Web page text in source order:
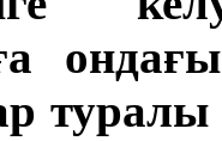
туралы